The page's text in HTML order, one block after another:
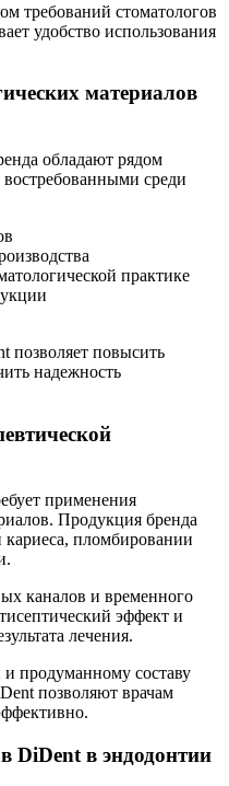
требований стоматологов
удобство использования
материалов
обладают рядом
среди
практике
позволяет повысить
надежность
применения
Продукция бренда
кариеса, пломбировании
каналов и временного
эффект и
лечения.
продуманному составу
позволяют врачам
DiDent в эндодонтии